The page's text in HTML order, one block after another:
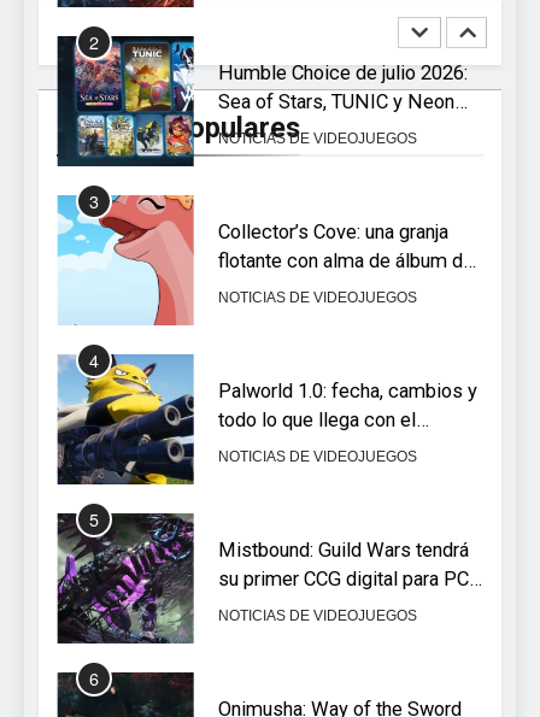
Noticias Populares
2
Humble Choice de julio 2026:
Sea of Stars, TUNIC y Neon
White en el mismo pack
NOTICIAS DE VIDEOJUEGOS
3
Collector’s Cove: una granja
flotante con alma de álbum de
cromos
NOTICIAS DE VIDEOJUEGOS
4
Palworld 1.0: fecha, cambios y
todo lo que llega con el
lanzamiento completo
NOTICIAS DE VIDEOJUEGOS
5
Mistbound: Guild Wars tendrá
su primer CCG digital para PC
y móviles
NOTICIAS DE VIDEOJUEGOS
6
Onimusha: Way of the Sword